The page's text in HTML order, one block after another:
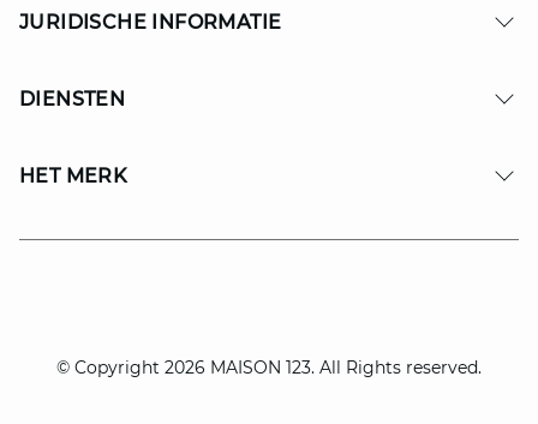
JURIDISCHE INFORMATIE
DIENSTEN
HET MERK
© Copyright 2026 MAISON 123. All Rights reserved.